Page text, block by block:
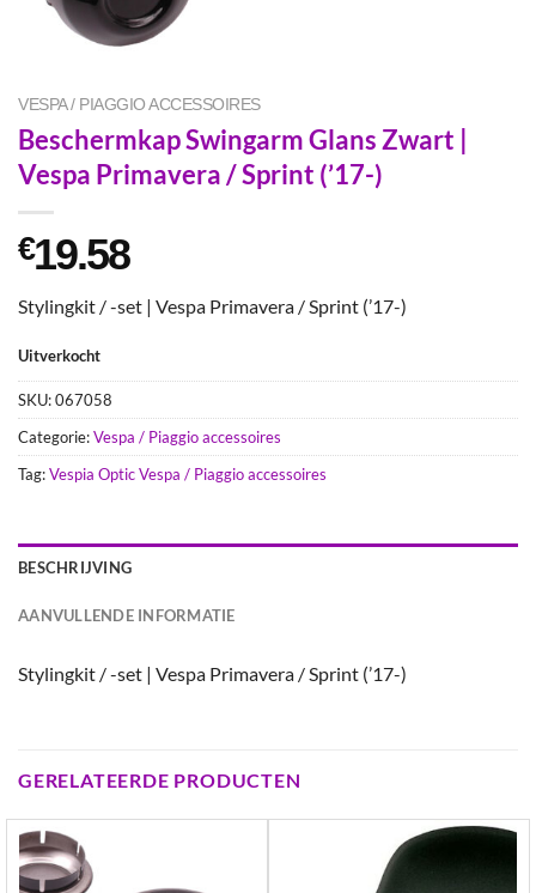
VESPA / PIAGGIO ACCESSOIRES
Beschermkap Swingarm Glans Zwart |
Vespa Primavera / Sprint (’17-)
€19.58
Stylingkit / -set | Vespa Primavera / Sprint (’17-)
Uitverkocht
SKU:067058
Categorie:Vespa / Piaggio accessoires
Tag:Vespia Optic Vespa / Piaggio accessoires
BESCHRIJVING
AANVULLENDE INFORMATIE
Stylingkit / -set | Vespa Primavera / Sprint (’17-)
GERELATEERDE PRODUCTEN